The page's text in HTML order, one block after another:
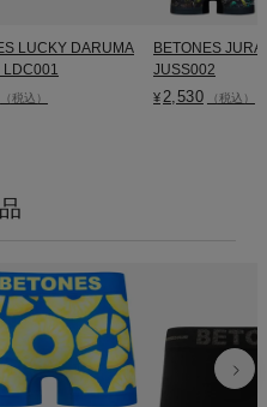
LUCKY DARUMA
（税込）
BETONES
JUSS002
¥ 2,530 （税込）